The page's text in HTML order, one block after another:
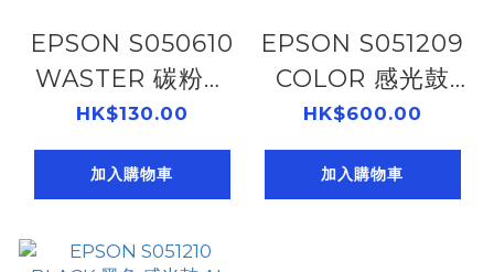
EPSON S050610
WASTER 碳粉盒
COLLECTOR AL-
C9300N
105052136
HK$130.00
加入購物車
EPSON S051209
COLOR 感光鼓
AL-C9300N
105052135
HK$600.00
加入購物車